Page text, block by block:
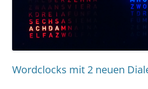
Wordclocks mit 2 neuen